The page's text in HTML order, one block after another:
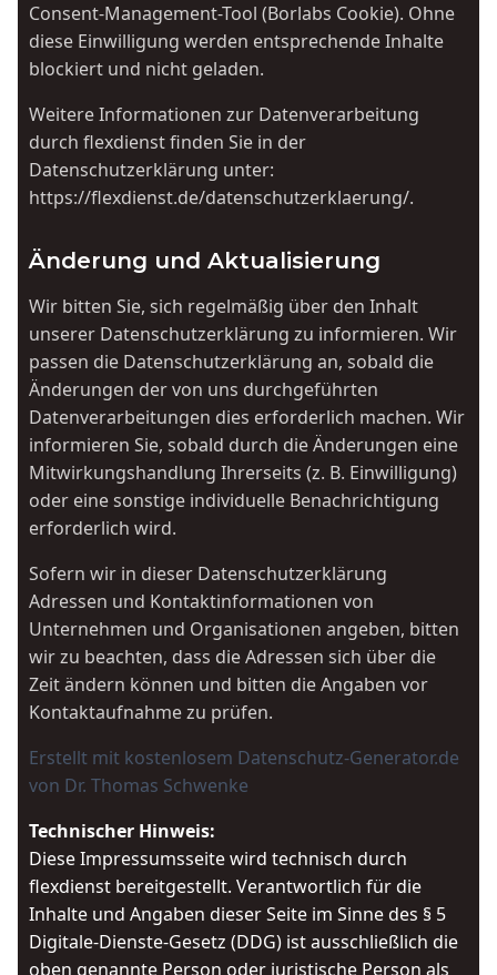
Consent-Management-Tool (Borlabs Cookie). Ohne
diese Einwilligung werden entsprechende Inhalte
blockiert und nicht geladen.
Weitere Informationen zur Datenverarbeitung
durch flexdienst finden Sie in der
Datenschutzerklärung unter:
https://flexdienst.de/datenschutzerklaerung/.
Änderung und Aktualisierung
Wir bitten Sie, sich regelmäßig über den Inhalt
unserer Datenschutzerklärung zu informieren. Wir
passen die Datenschutzerklärung an, sobald die
Änderungen der von uns durchgeführten
Datenverarbeitungen dies erforderlich machen. Wir
informieren Sie, sobald durch die Änderungen eine
Mitwirkungshandlung Ihrerseits (z. B. Einwilligung)
oder eine sonstige individuelle Benachrichtigung
erforderlich wird.
Sofern wir in dieser Datenschutzerklärung
Adressen und Kontaktinformationen von
Unternehmen und Organisationen angeben, bitten
wir zu beachten, dass die Adressen sich über die
Zeit ändern können und bitten die Angaben vor
Kontaktaufnahme zu prüfen.
Erstellt mit kostenlosem Datenschutz-Generator.de
von Dr. Thomas Schwenke
Technischer Hinweis:
Diese Impressumsseite wird technisch durch
flexdienst bereitgestellt. Verantwortlich für die
Inhalte und Angaben dieser Seite im Sinne des § 5
Digitale-Dienste-Gesetz (DDG) ist ausschließlich die
oben genannte Person oder juristische Person als